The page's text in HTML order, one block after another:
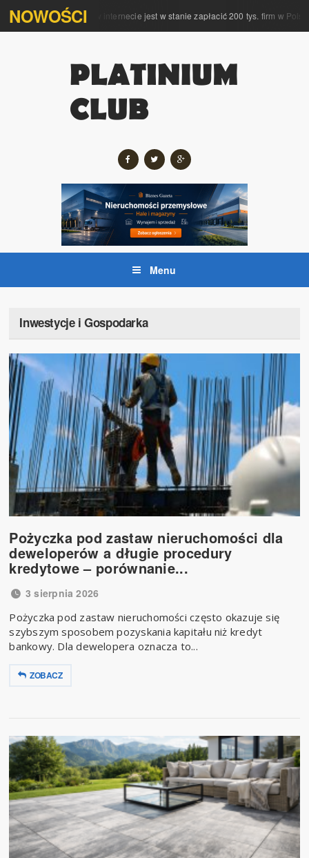
NOWOŚCI
obsługę w internecie jest w stanie zapłacić 200 tys. firm w Polsce
Menu
Inwestycje i Gospodarka
Pożyczka pod zastaw nieruchomości dla
deweloperów a długie procedury
kredytowe – porównanie...
3 sierpnia 2026
Pożyczka pod zastaw nieruchomości często okazuje się
szybszym sposobem pozyskania kapitału niż kredyt
bankowy. Dla dewelopera oznacza to...
ZOBACZ